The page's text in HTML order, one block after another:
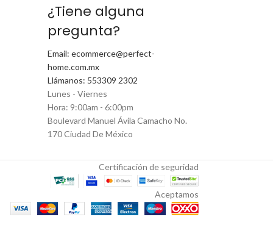
¿Tiene alguna
pregunta?
Email: ecommerce@perfect-
home.com.mx
Llámanos: 553309 2302
Lunes - Viernes
Hora: 9:00am - 6:00pm
Boulevard Manuel Ávila Camacho No.
170 Ciudad De México
Certificación de seguridad
Aceptamos